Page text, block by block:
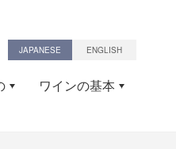
JAPANESE ENGLISH
ワインの基本